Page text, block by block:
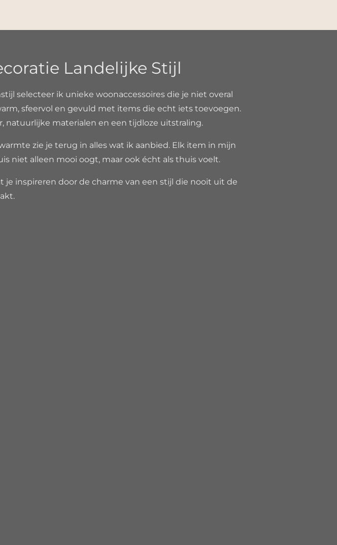
Landelijke Stijl
selecteer ik unieke woonaccessoires die je niet overal
sfeervol en gevuld met items die echt iets toevoegen.
natuurlijke materialen en een tijdloze uitstraling.
zie je terug in alles wat ik aanbied. Elk item in mijn
niet alleen mooi oogt, maar ook écht als thuis voelt.
inspireren door de charme van een stijl die nooit uit de